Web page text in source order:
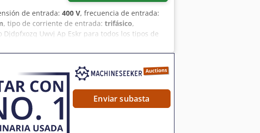
de entrada: 400 V, frecuencia de entrada:
, tipo de corriente de entrada: trifásico,
Uwvj Ap Eskr para todos los tipos de
para masas alargadas Fabricada en acero
de 400 V, enchufe CEE de 16 A máquina usada
Enviar subasta